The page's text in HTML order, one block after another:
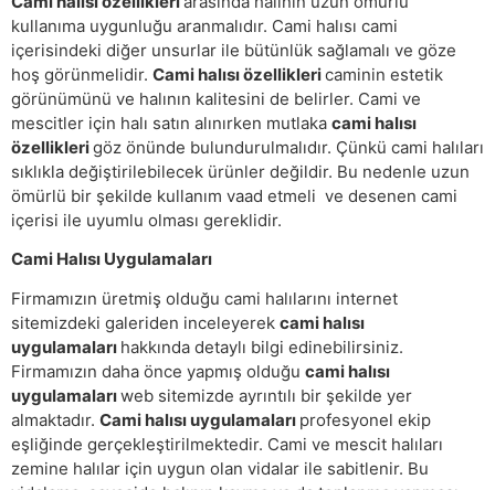
kullanıma uygunluğu aranmalıdır. Cami halısı cami
içerisindeki diğer unsurlar ile bütünlük sağlamalı ve göze
hoş görünmelidir. Cami halısı özelliklericaminin estetik
görünümünü ve halının kalitesini de belirler. Cami ve
mescitler için halı satın alınırken mutlaka cami halısı
özelliklerigöz önünde bulundurulmalıdır. Çünkü cami halıları
sıklıkla değiştirilebilecek ürünler değildir. Bu nedenle uzun
ömürlü bir şekilde kullanım vaad etmeli ve desenen cami
içerisi ile uyumlu olması gereklidir.
Cami Halısı Uygulamaları
Firmamızın üretmiş olduğu cami halılarını internet
sitemizdeki galeriden inceleyerek cami halısı
uygulamaları hakkında detaylı bilgi edinebilirsiniz.
Firmamızın daha önce yapmış olduğu cami halısı
uygulamalarıweb sitemizde ayrıntılı bir şekilde yer
almaktadır. Cami halısı uygulamaları profesyonel ekip
eşliğinde gerçekleştirilmektedir. Cami ve mescit halıları
zemine halılar için uygun olan vidalar ile sabitlenir. Bu